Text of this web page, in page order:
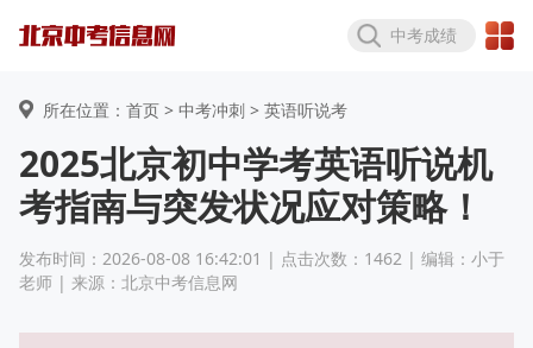
中考成绩
所在位置：首页 > 中考冲刺 > 英语听说考
2025北京初中学考英语听说机
考指南与突发状况应对策略！
发布时间：2026-08-08 16:42:01 | 点击次数：1462 | 编辑：小于
老师 | 来源：北京中考信息网